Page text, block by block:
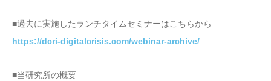
■過去に実施したランチタイムセミナーはこちらから
https://dcri-digitalcrisis.com/webinar-archive/
■当研究所の概要